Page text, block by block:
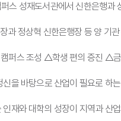
스 성재도서관에서 신한은행
과 정상혁 신한은행장 등 양 기
퍼스 조성 △학생 편의 증진 △금
을 바탕으로 산업이 필요로 하
재와 대학의 성장이 지역과 산